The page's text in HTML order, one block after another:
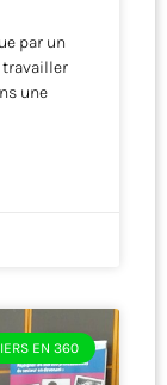
par un
travailler
une
EN 360